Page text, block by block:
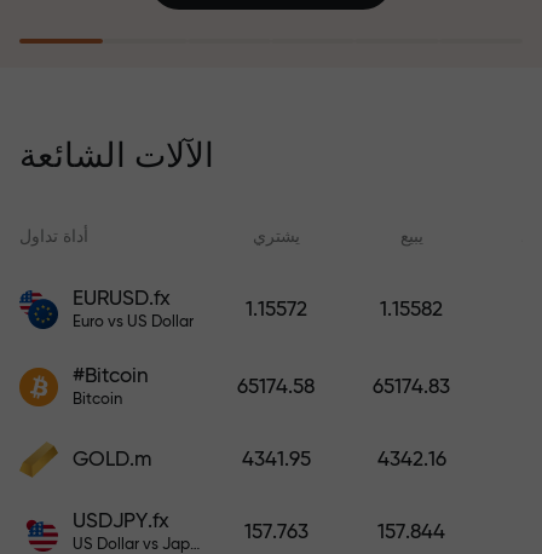
من المال.
خسائرك ويضمن لك مضاعفة أرباحك
ثلاث مرات خلال ستة أشهر. تداول
مطبعياً. كلما زاد مبلغ الإيداع، زادت
الآلات الشائعة
أداة تداول يشتري يبيع
EURUSD.fx
Euro vs US Dollar
1.15572 1.15582
#Bitcoin
Bitcoin
65174.58 65174.83
GOLD.m 4341.95 4342.16
USDJPY.fx
US Dollar vs Japanese Yen
157.763 157.844